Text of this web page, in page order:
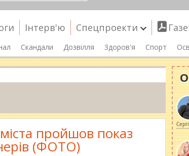
Інтерв'ю Спецпроекти
Скандали Дозвілля Здоров'я Спорт
пройшов показ
(ФОТО)